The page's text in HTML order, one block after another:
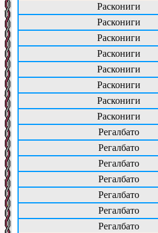
Раскониги
Раскониги
Раскониги
Раскониги
Раскониги
Раскониги
Раскониги
Раскониги
Регалбато
Регалбато
Регалбато
Регалбато
Регалбато
Регалбато
Регалбато